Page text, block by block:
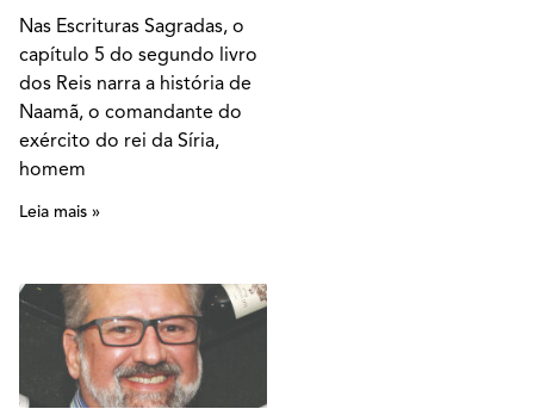
Nas Escrituras Sagradas, o
capítulo 5 do segundo livro
dos Reis narra a história de
Naamã, o comandante do
exército do rei da Síria,
homem
Leia mais »